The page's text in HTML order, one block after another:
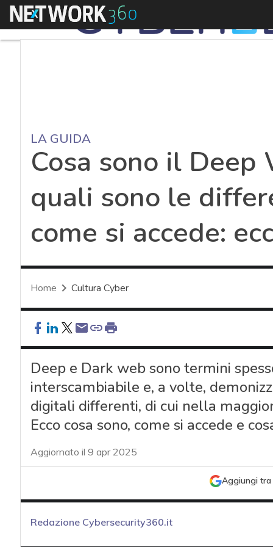
Menu
LA GUIDA
Cosa sono il
quali sono le
come si accede:
Home Cultura Cyber
Deep e Dark web sono termini
interscambiabile e, a volte,
digitali differenti, di cui nella
Ecco cosa sono, come si accede e
Aggiornato il 9 apr 2025
Aggiungi tra
Redazione Cybersecurity360.it